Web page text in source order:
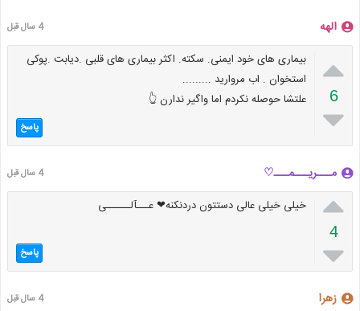
الهه 4 سال قبل

6

بیماری های خود ایمنی. سکته. اکثر بیماری های قلبی .دیابت .پوکی
استخوان . اب مروارید .........
علتشا حوصله نکردم اما واگیر ندارن 👆
پاسخ
مـــریـــمـــ♡ 4 سال قبل

4

خیلی خیلی عالی دستتون دردنکنه❤ عـــآلــــــی
پاسخ
زهرا 4 سال قبل